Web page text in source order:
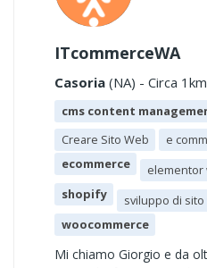
ITcommerceWA
Casoria (NA) - Circa
cms content
Creare Sito Web
e
ecommerce
shopify
sviluppo di sito
woocommerce
Mi chiamo Giorgio e da